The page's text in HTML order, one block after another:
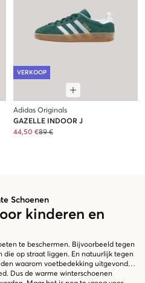
Schoenen
kinderen en
te beschermen. Bijvoorbeeld tegen
die op straat liggen. En natuurlijk tegen
waarom voetbedekking uitgevonden
Dus de warme winterschoenen
VERKOOP
Adidas Originals
GAZELLE INDOOR J
44,50 €89 €